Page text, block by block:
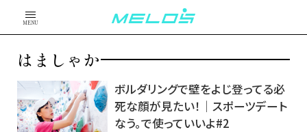
MENU
はましゃか
ボルダリングで壁をよじ登ってる必
死な顔が見たい！│スポーツデート
なう。で使っていいよ#2